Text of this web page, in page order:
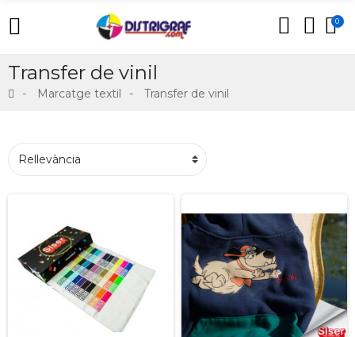
0
Transfer de vinil
Marcatge textil Transfer de vinil